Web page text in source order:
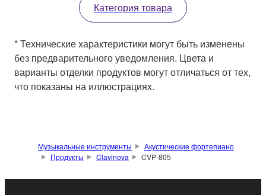
Категория товара
* Технические характеристики могут быть изменены
без предварительного уведомления. Цвета и
варианты отделки продуктов могут отличаться от тех,
что показаны на иллюстрациях.
Музыкальные инструменты
Акустические фортепиано
Продукты
Clavinova CVP-805